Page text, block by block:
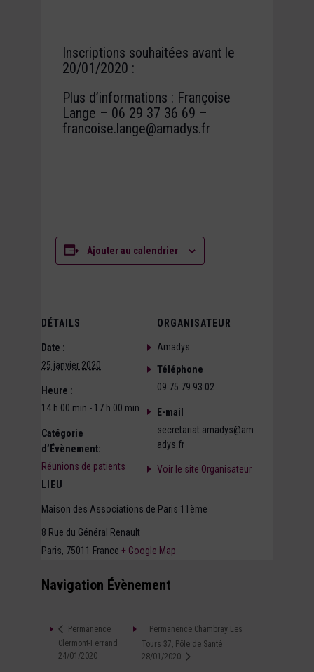
Inscriptions souhaitées avant le
20/01/2020 :
Plus d’informations : Françoise
Lange – 06 29 37 36 69 –
francoise.lange@amadys.fr
Ajouter au calendrier
DÉTAILS
Date :
25 janvier 2020
Heure :
14 h 00 min - 17 h 00 min
Catégorie
d’Évènement:
Réunions de patients
LIEU
Maison des Associations de Paris 11ème
8 Rue du Général Renault
Paris, 75011 France + Google Map
ORGANISATEUR
Amadys
Téléphone
09 75 79 93 02
E-mail
secretariat.amadys@am
adys.fr
Voir le site Organisateur
Navigation Évènement
Permanence
Clermont-Ferrand –
24/01/2020
Permanence Chambray Les
Tours 37, Pôle de Santé
28/01/2020